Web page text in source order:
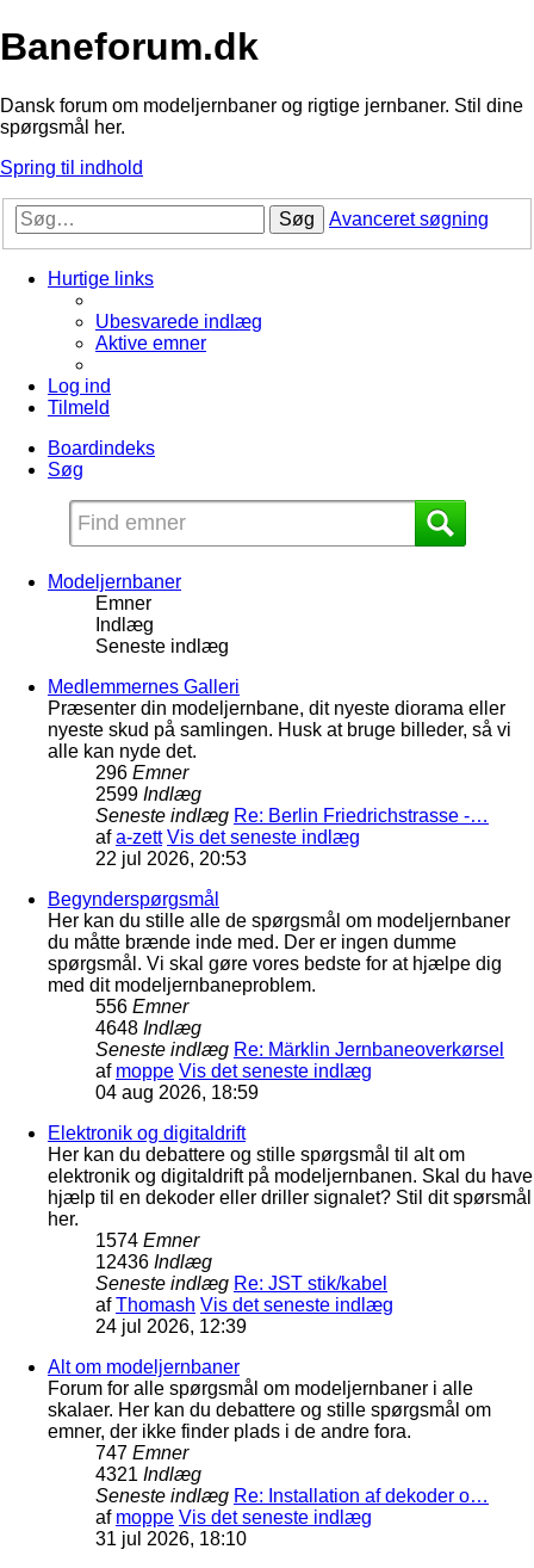
Baneforum.dk
Dansk forum om modeljernbaner og rigtige jernbaner. Stil dine
spørgsmål her.
Spring til indhold
Søg Avanceret søgning
Hurtige links
Ubesvarede indlæg
Aktive emner
Log ind
Tilmeld
Boardindeks
Søg
Modeljernbaner
Emner
Indlæg
Seneste indlæg
Medlemmernes Galleri
Præsenter din modeljernbane, dit nyeste diorama eller
nyeste skud på samlingen. Husk at bruge billeder, så vi
alle kan nyde det.
296 Emner
2599 Indlæg
Seneste indlæg Re: Berlin Friedrichstrasse -…
afa-zett Vis det seneste indlæg
22 jul 2026, 20:53
Begynderspørgsmål
Her kan du stille alle de spørgsmål om modeljernbaner
du måtte brænde inde med. Der er ingen dumme
spørgsmål. Vi skal gøre vores bedste for at hjælpe dig
med dit modeljernbaneproblem.
556 Emner
4648 Indlæg
Seneste indlæg Re: Märklin Jernbaneoverkørsel
af moppe Vis det seneste indlæg
04 aug 2026, 18:59
Elektronik og digitaldrift
Her kan du debattere og stille spørgsmål til alt om
elektronik og digitaldrift på modeljernbanen. Skal du have
hjælp til en dekoder eller driller signalet? Stil dit spørsmål
her.
1574 Emner
12436 Indlæg
Seneste indlæg Re: JST stik/kabel
afThomash Vis det seneste indlæg
24 jul 2026, 12:39
Alt om modeljernbaner
Forum for alle spørgsmål om modeljernbaner i alle
skalaer. Her kan du debattere og stille spørgsmål om
emner, der ikke finder plads i de andre fora.
747 Emner
4321 Indlæg
Seneste indlæg Re: Installation af dekoder o…
af moppe Vis det seneste indlæg
31 jul 2026, 18:10